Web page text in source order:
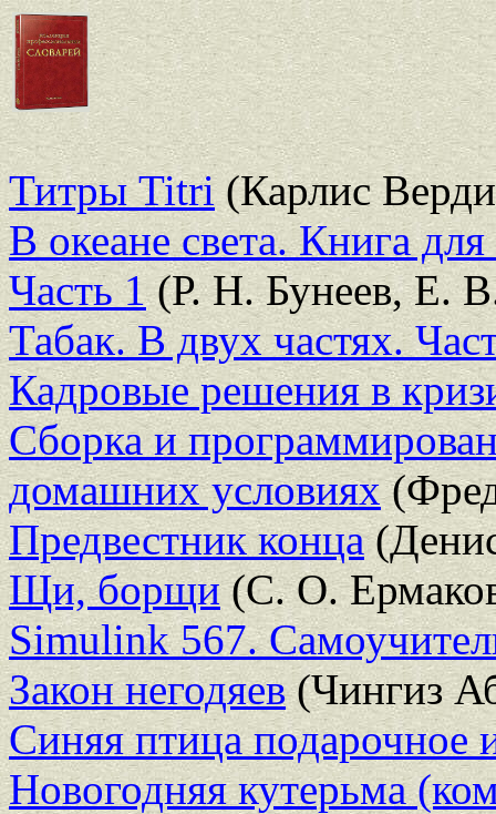
Титры Titri(Карлис
В океане света. Книга
Часть 1(Р. Н. Бунеев, Е.
Табак. В двух частях.
Кадровые решения в
Сборка и
домашних условиях
Предвестник конца
Щи, борщи(С. О.
Simulink 567.
Закон негодяев(Чингиз
Синяя птица подарочное
Новогодняя кутерьма